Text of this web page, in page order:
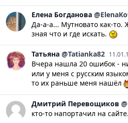
Елена Богданова
Да-а-а... Мутновато как-то.
зная что и где искать.
Татьяна @Tatianka82
Вчера нашла 20 ошибок -
или у меня с русским
то их раньше меня нашёл
Дмитрий Перевощиков
кто-то напортачил на